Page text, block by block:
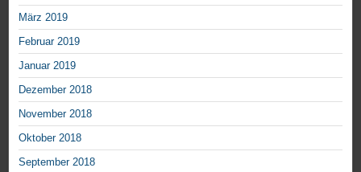
März 2019
Februar 2019
Januar 2019
Dezember 2018
November 2018
Oktober 2018
September 2018